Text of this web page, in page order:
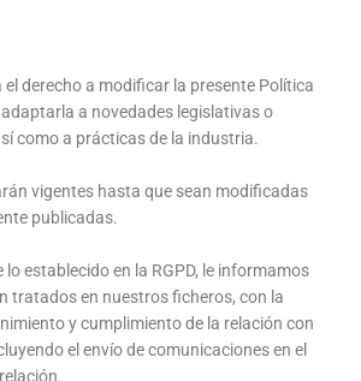
el derecho a modificar la presente Política
a novedades legislativas o
como a prácticas de la industria.
vigentes hasta que sean modificadas
publicadas.
lo establecido en la RGPD, le informamos
tratados en nuestros ficheros, con la
y cumplimiento de la relación con
el envío de comunicaciones en el